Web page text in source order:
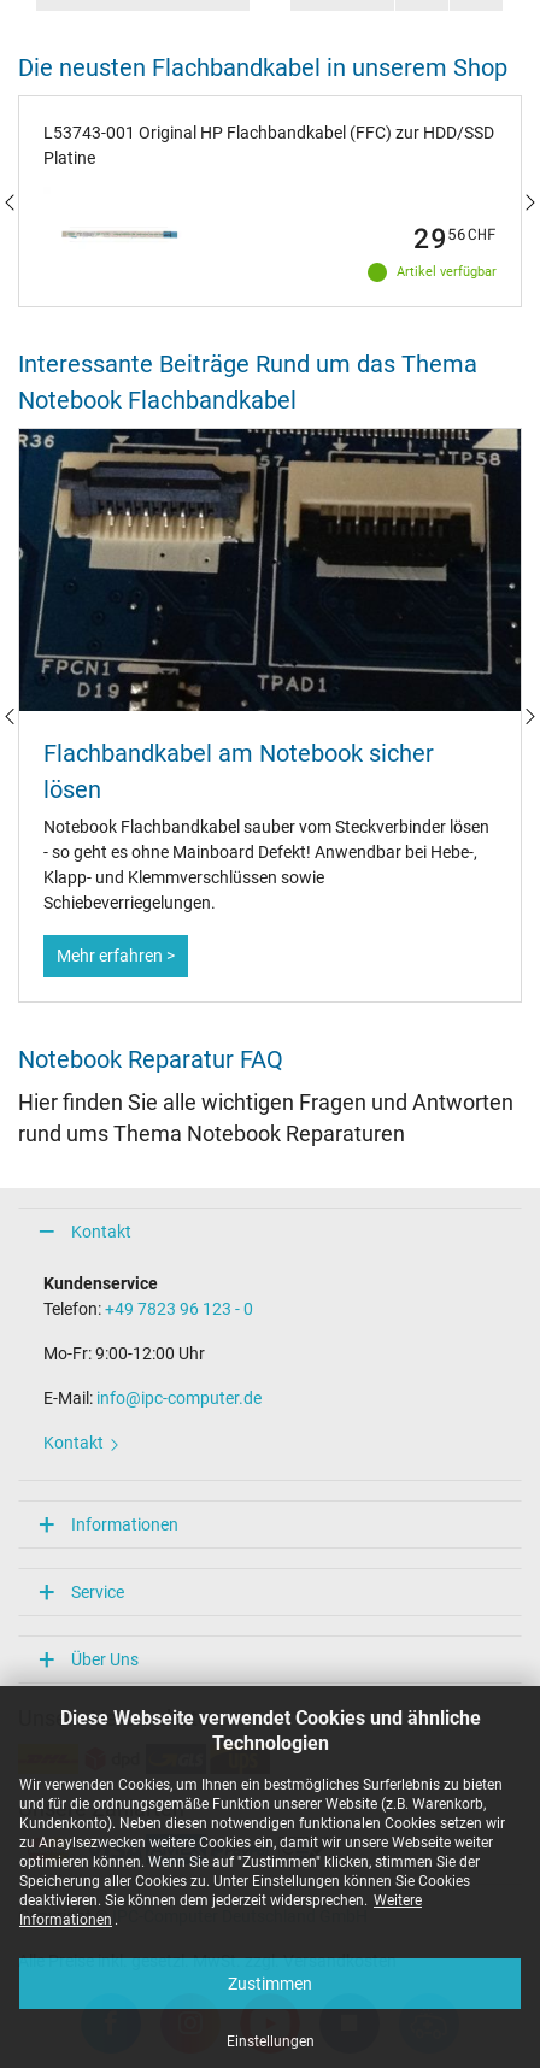
Diese Webseite verwendet Cookies und ähnliche
Technologien
Wir verwenden Cookies, um Ihnen ein bestmögliches Surferlebnis zu bieten
und für die ordnungsgemäße Funktion unserer Website (z.B. Warenkorb,
Kundenkonto). Neben diesen notwendigen funktionalen Cookies setzen wir
zu Anaylsezwecken weitere Cookies ein, damit wir unsere Webseite weiter
optimieren können. Wenn Sie auf "Zustimmen" klicken, stimmen Sie der
Speicherung aller Cookies zu. Unter Einstellungen können Sie Cookies
deaktivieren. Sie können dem jederzeit widersprechen. Weitere
Informationen .
Zustimmen
Einstellungen
Die neusten Flachbandkabel in unserem Shop
L53743-001 Original HP Flachbandkabel (FFC) zur HDD/SSD
Platine
Artikel verfügbar
2956CHF
Interessante Beiträge Rund um das Thema
Notebook Flachbandkabel
Flachbandkabel am Notebook sicher
lösen
Notebook Flachbandkabel sauber vom Steckverbinder lösen
- so geht es ohne Mainboard Defekt! Anwendbar bei Hebe-,
Klapp- und Klemmverschlüssen sowie
Schiebeverriegelungen.
Mehr erfahren >
Notebook Reparatur FAQ
Hier finden Sie alle wichtigen Fragen und Antworten
rund ums Thema Notebook Reparaturen
Kontakt
Kundenservice
Telefon:+49 7823 96 123 - 0
Mo-Fr: 9:00-12:00 Uhr
E-Mail: info@ipc-computer.de
Kontakt
Informationen
Service
Über Uns
Unsere Versandarten
Unsere Zahlarten
Copyright ©
Alle Preise inkl. gesetzl. MwSt. zzgl. Versandkosten